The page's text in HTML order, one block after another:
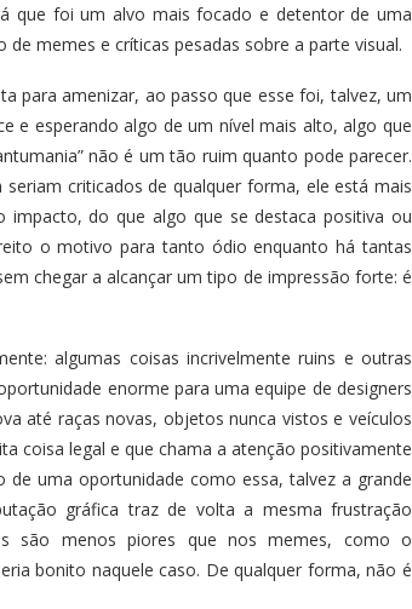
que foi um alvo mais focado e detentor de uma
memes e críticas pesadas sobre a parte visual.
para amenizar, ao passo que esse foi, talvez, um
e esperando algo de um nível mais alto, algo que
não é um tão ruim quanto pode parecer.
criticados de qualquer forma, ele está mais
do que algo que se destaca positiva ou
o motivo para tanto ódio enquanto há tantas
chegar a alcançar um tipo de impressão forte: é
algumas coisas incrivelmente ruins e outras
enorme para uma equipe de designers
até raças novas, objetos nunca vistos e veículos
coisa legal e que chama a atenção positivamente
uma oportunidade como essa, talvez a grande
gráfica traz de volta a mesma frustração
são menos piores que nos memes, como o
bonito naquele caso. De qualquer forma, não é